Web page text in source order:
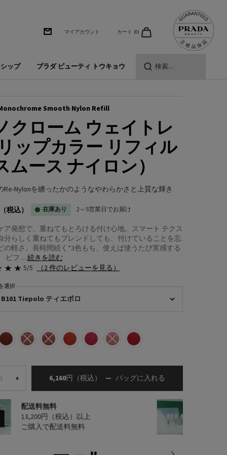
マイアカウント カート 0
ップ プラダ ビューティ トウキョウ 検索...
Smooth Nylon Refill
クローム ウェイトレ
ップカラー リフィル
ムース ナイロン）
Re-Nylonを纏ったかのようなやわらかさと上質な輝き
税込） 在庫あり 2～5営業日でお届け
ア発想で、重ねてもとろける付け心地。​ スマート テクス
分らしく重ねてもブレンドしても、付けていることを忘
の軽さ。長時間続く*3色もち、使えば使うたび実感する
ビフ ...続きを読む
5/5 （2 件のレビューを見る）
ム ウェイトレス リップカラー リフィル （スムース ナイロン） の カラー を選択
B101 Tiepolo ティエポロ
選択
ティエポロ, 1/8
択済みAuburn オーバーン, 2/8
選択済み
商品バリエーションは在庫切れです, B106 Caramel キャラメル, 3/8
選択済み
商品バリエーションは在庫切れです, B107 Sedona セドナ, 4/8
選択済み
O177 Flamingo フラミンゴ, 5/8
選択済み
P157 Pourpre プールプル, 6/8
選択済み
商品バリエーションは在庫切れです, P158
選択済み
R128 Granato グラナート, 8/8
+ 6,160円 （税込） ― バッグに入れる
配送料無料
13,200円（税込）以上
ご購入で配送料無料